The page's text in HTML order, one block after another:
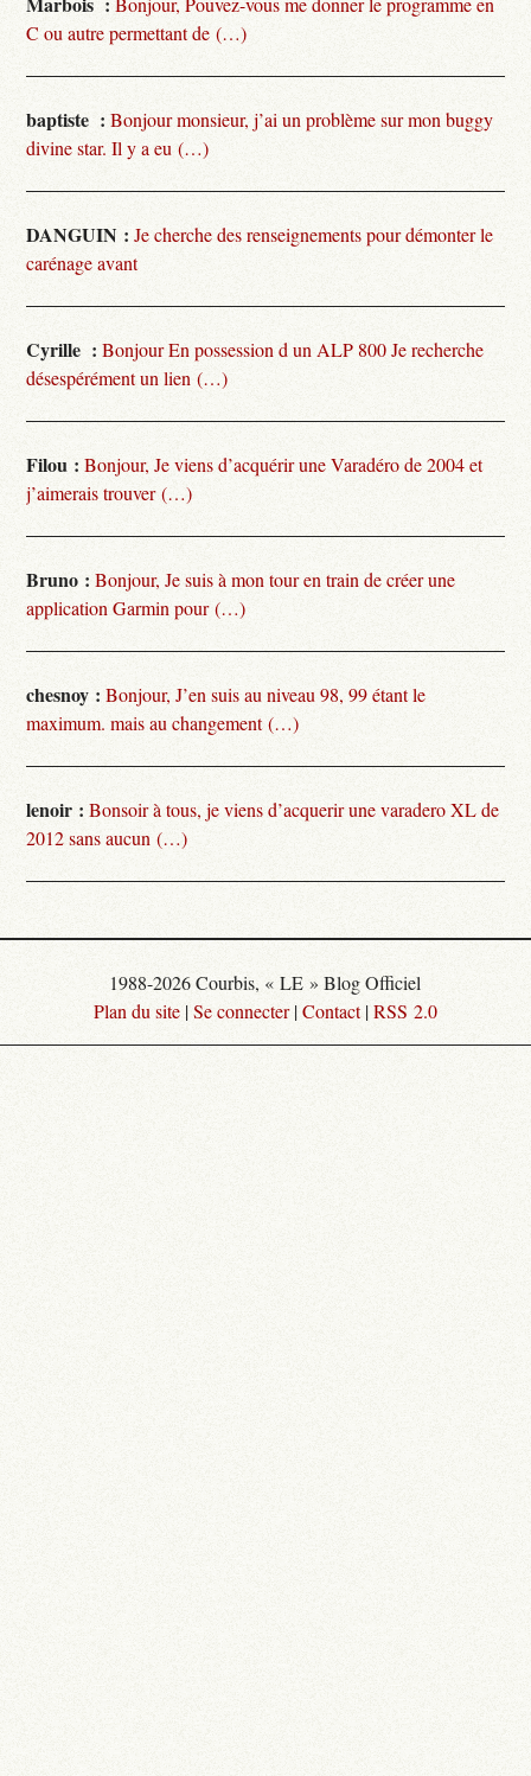
C ou autre permettant de (…)
baptiste : Bonjour monsieur, j’ai un problème sur mon buggy
divine star. Il y a eu (…)
DANGUIN : Je cherche des renseignements pour démonter le
carénage avant
Cyrille : Bonjour En possession d un ALP 800 Je recherche
désespérément un lien (…)
Filou : Bonjour, Je viens d’acquérir une Varadéro de 2004 et
j’aimerais trouver (…)
Bruno : Bonjour, Je suis à mon tour en train de créer une
application Garmin pour (…)
chesnoy : Bonjour, J’en suis au niveau 98, 99 étant le
maximum. mais au changement (…)
lenoir : Bonsoir à tous, je viens d’acquerir une varadero XL de
2012 sans aucun (…)
1988-2026 Courbis, « LE » Blog Officiel
Plan du site |Se connecter|Contact|RSS 2.0